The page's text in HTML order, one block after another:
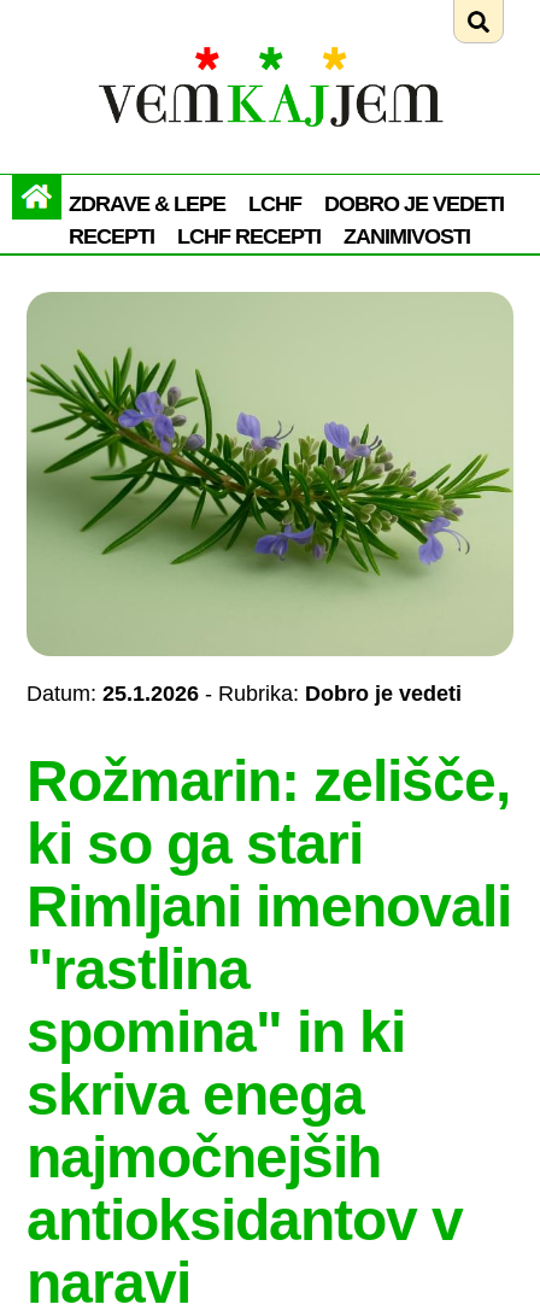
ZDRAVE & LEPE LCHF
DOBRO JE VEDETI
RECEPTI
LCHF RECEPTI ZANIMIVOSTI
Datum:25.1.2026 - Rubrika: Dobro je vedeti
Rožmarin: zelišče,
ki so ga stari
Rimljani imenovali
"rastlina
spomina" in ki
skriva enega
najmočnejših
antioksidantov v
naravi